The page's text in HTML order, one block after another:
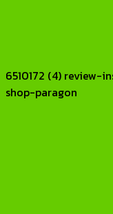
6510172 (4)
shop-paragon